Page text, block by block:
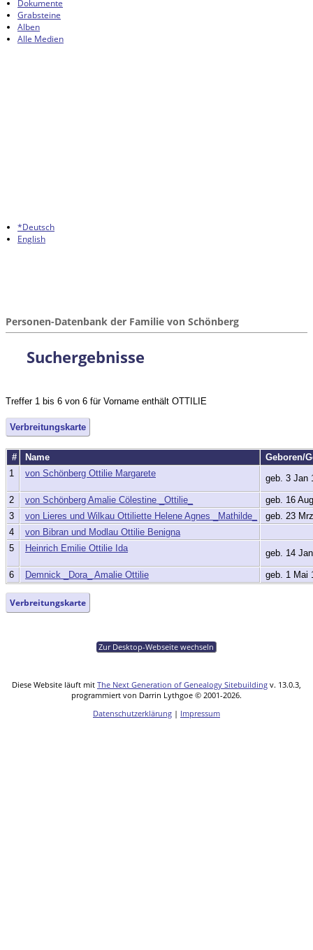
Dokumente
Grabsteine
Alben
Alle Medien
*Deutsch
English
Personen-Datenbank der Familie von Schönberg
Suchergebnisse
Treffer 1 bis 6 von 6 für Vorname enthält OTTILIE
Verbreitungskarte
# Name
Geboren/
1
von Schönberg Ottilie Margarete geb. 3 Jan
2 von Schönberg Amalie Cölestine _Ottilie_
geb. 16
3
von Lieres und Wilkau Ottiliette Helene Agnes _Mathilde_
geb. 23
4
von Bibran und Modlau Ottilie Benigna
5
Heinrich Emilie Ottilie Ida geb. 14
6 Demnick _Dora_ Amalie Ottilie geb. 1 Mai
Verbreitungskarte
Zur Desktop-Webseite wechseln
Diese Website läuft mit The Next Generation of Genealogy Sitebuilding v. 13.0.3,
programmiert von Darrin Lythgoe © 2001-2026.
Datenschutzerklärung | Impressum